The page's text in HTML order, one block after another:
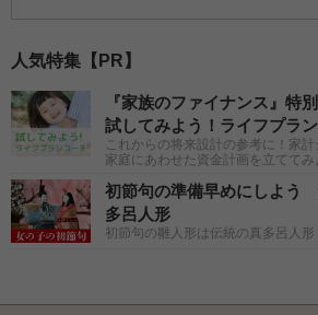
人気特集【PR】
『家族のファイナンス』特
試してみよう！ライフプラ
これからの将来設計の参考に！家
家庭にあわせた資金計画を立ててみ
初節句の準備早めにしよ
多呂人形
初節句の雛人形は伝統の真多呂人形